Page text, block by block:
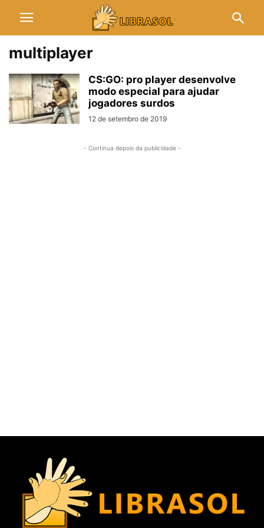
multiplayer
CS:GO: pro player desenvolve
modo especial para ajudar
jogadores surdos
12 de setembro de 2019
- Continua depois da publicidade -